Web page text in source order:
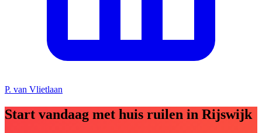
P. van Vlietlaan
Start vandaag met huis ruilen in Rijswijk